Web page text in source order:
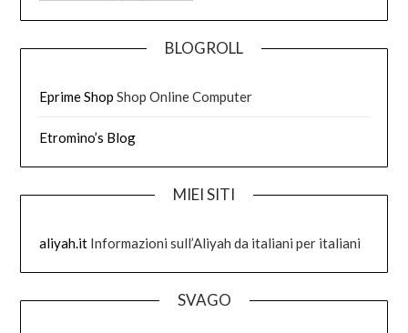
BLOGROLL
Eprime Shop Shop Online Computer
Etromino’s Blog
MIEI SITI
aliyah.it Informazioni sull’Aliyah da italiani per italiani
SVAGO